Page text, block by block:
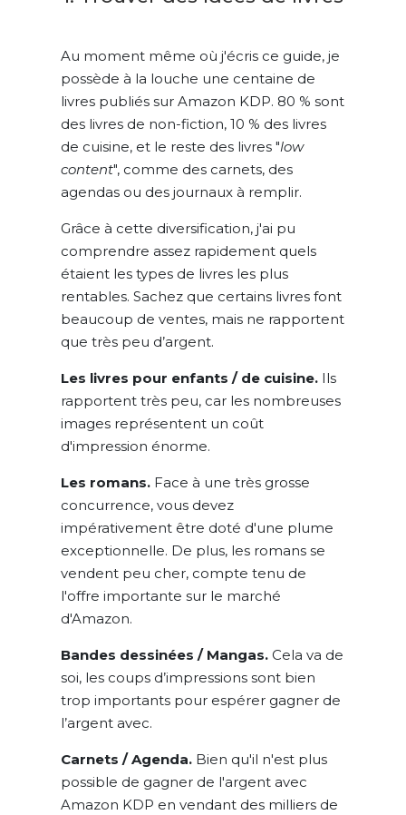
Au moment même où j'écris ce guide, je
possède à la louche une centaine de
livres publiés sur Amazon KDP. 80 % sont
des livres de non-fiction, 10 % des livres
de cuisine, et le reste des livres "low
content", comme des carnets, des
agendas ou des journaux à remplir.
Grâce à cette diversification, j'ai pu
comprendre assez rapidement quels
étaient les types de livres les plus
rentables. Sachez que certains livres font
beaucoup de ventes, mais ne rapportent
que très peu d’argent.
Les livres pour enfants / de cuisine.Ils
rapportent très peu, car les nombreuses
images représentent un coût
d'impression énorme.
Les romans.Face à une très grosse
concurrence, vous devez
impérativement être doté d'une plume
exceptionnelle. De plus, les romans se
vendent peu cher, compte tenu de
l'offre importante sur le marché
d'Amazon.
Bandes dessinées / Mangas.Cela va de
soi, les coups d’impressions sont bien
trop importants pour espérer gagner de
l’argent avec.
Carnets / Agenda.Bien qu'il n'est plus
possible de gagner de l'argent avec
Amazon KDP en vendant des milliers de